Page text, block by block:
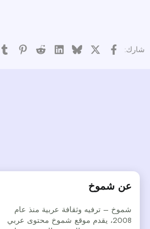
شارك: فيسبوك Bluesky
LinkedIn
Reddit
عن شموخ
شموخ – ترفيه وثقافة عربية منذ عام
2008، يقدم موقع شموخ محتوى عربي